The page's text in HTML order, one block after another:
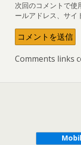
次回のコメントで使
ールアドレス、サイ
Comments links